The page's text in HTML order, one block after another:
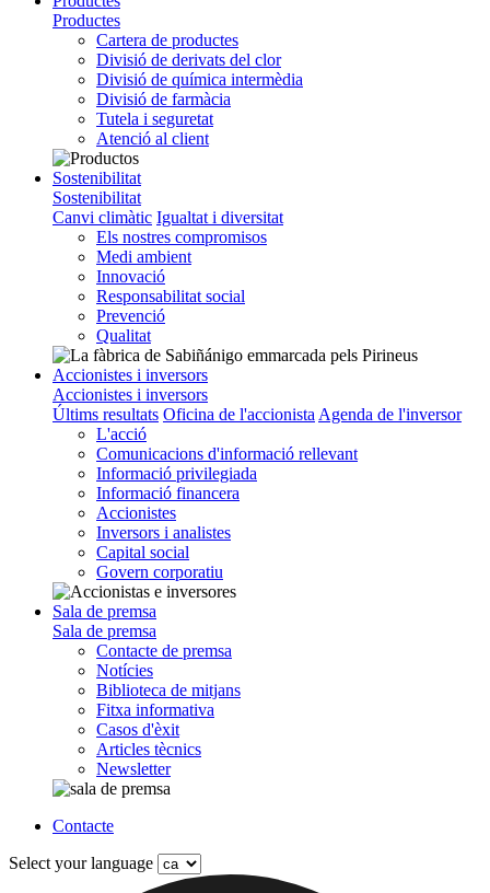
Productes
Cartera de productes
Divisió de derivats del clor
Divisió de química intermèdia
Divisió de farmàcia
Tutela i seguretat
Atenció al client
Sostenibilitat
Sostenibilitat
Canvi climàtic Igualtat i diversitat
Els nostres compromisos
Medi ambient
Innovació
Responsabilitat social
Prevenció
Qualitat
Accionistes i inversors
Accionistes i inversors
Últims resultats Oficina de l'accionista Agenda de l'inversor
L'acció
Comunicacions d'informació rellevant
Informació privilegiada
Informació financera
Accionistes
Inversors i analistes
Capital social
Govern corporatiu
Sala de premsa
Sala de premsa
Contacte de premsa
Notícies
Biblioteca de mitjans
Fitxa informativa
Casos d'èxit
Articles tècnics
Newsletter
Contacte
Select your language